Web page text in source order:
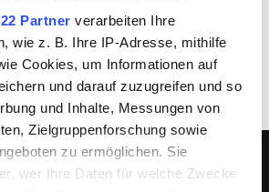
Partner verarbeiten Ihre
wie z. B. Ihre IP-Adresse, mithilfe
Cookies, um Informationen auf
und darauf zuzugreifen und so
und Inhalte, Messungen von
Zielgruppenforschung sowie
zu ermöglichen. Sie
wer Ihre Daten für welche Zwecke